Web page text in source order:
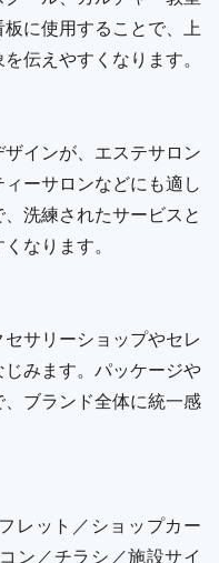
に使用することで、上
伝えやすくなります。
ザインが、エステサロン
ーサロンなどにも適し
洗練されたサービスと
なります。
サリーショップやセレ
みます。パッケージや
ブランド全体に統一感
レット／ショップカー
ン／チラシ／施設サイ